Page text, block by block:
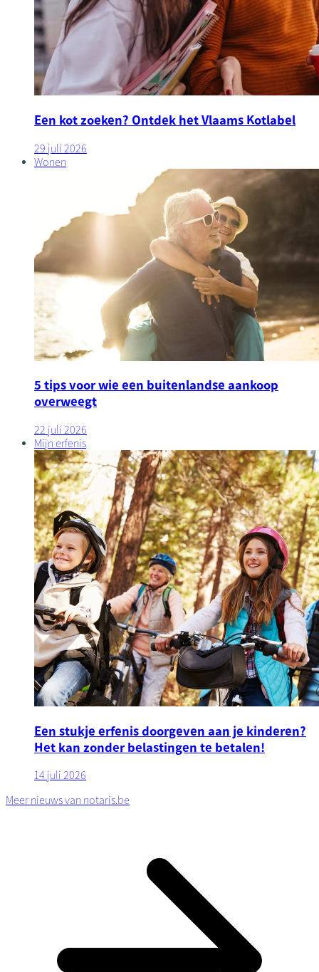
Een kot zoeken? Ontdek het Vlaams Kotlabel
29 juli 2026
Wonen
5 tips voor wie een buitenlandse aankoop
overweegt
22 juli 2026
Mijn erfenis
Een stukje erfenis doorgeven aan je kinderen?
Het kan zonder belastingen te betalen!
14 juli 2026
Meer nieuws van notaris.be